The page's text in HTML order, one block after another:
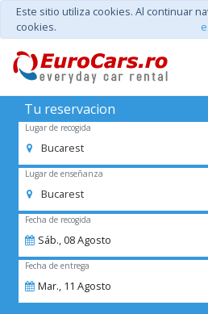
Este sitio utiliza cookies. Al continuar
cookies.
Tu reservacion
Lugar de recogida
Bucarest
Lugar de enseñanza
Bucarest
Fecha de recogida
Sáb.,08Agosto
Fecha de entrega
Mar., 11 Agosto